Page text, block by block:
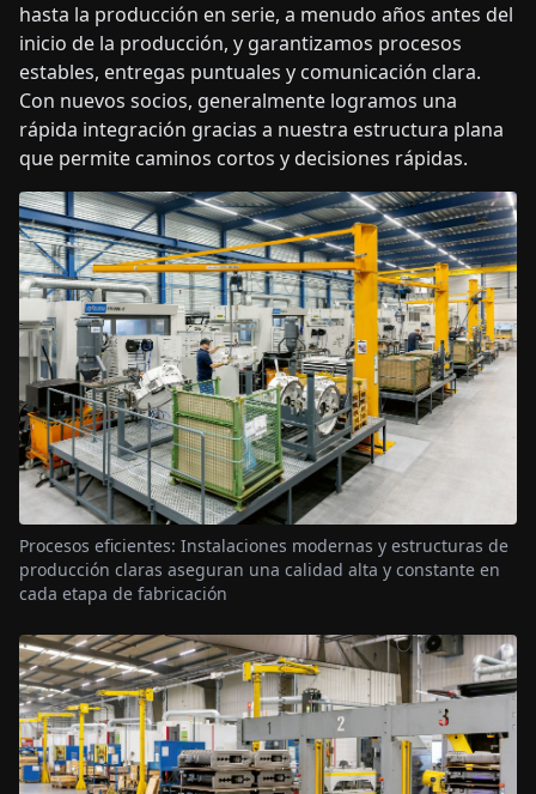
hasta la producción en serie, a menudo años antes del
inicio de la producción, y garantizamos procesos
estables, entregas puntuales y comunicación clara.
Con nuevos socios, generalmente logramos una
rápida integración gracias a nuestra estructura plana
que permite caminos cortos y decisiones rápidas.
Procesos eficientes: Instalaciones modernas y estructuras de
producción claras aseguran una calidad alta y constante en
cada etapa de fabricación